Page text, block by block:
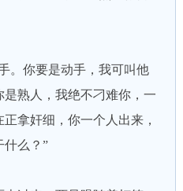
你要是动手，我可叫他
熟人，我绝不刁难你，一
拿奸细，你一个人出来，
什么？”